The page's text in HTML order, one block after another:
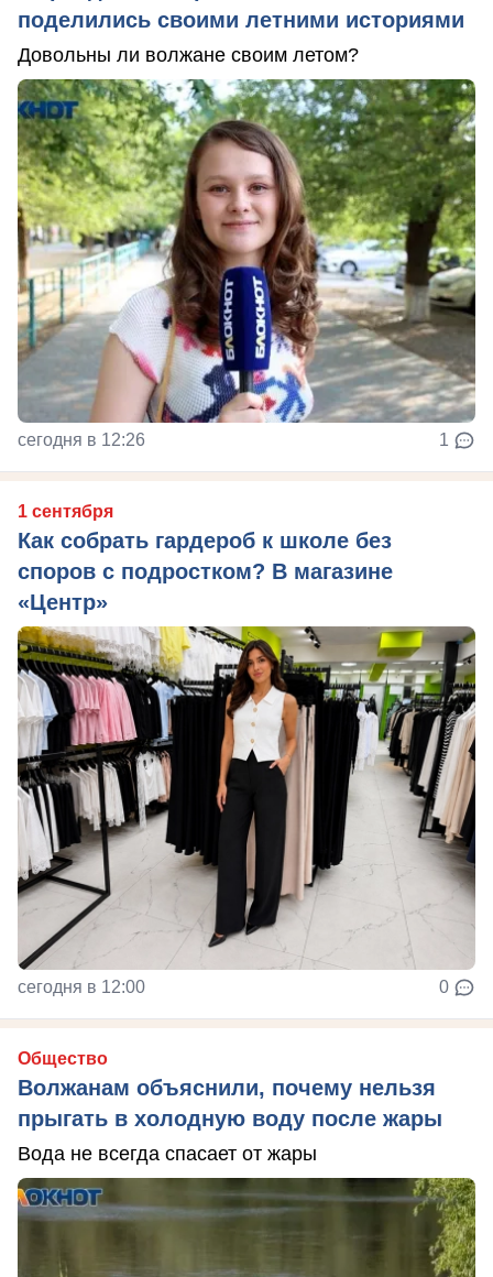
поделились своими летними историями
Довольны ли волжане своим летом?
сегодня в 12:26 1
1 сентября
Как собрать гардероб к школе без
споров с подростком? В магазине
«Центр»
сегодня в 12:00 0
Общество
Волжанам объяснили, почему нельзя
прыгать в холодную воду после жары
Вода не всегда спасает от жары